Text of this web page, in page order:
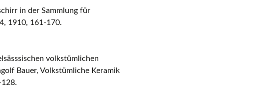
in der Sammlung für
1910, 161-170.
volkstümlichen
Bauer, Volkstümliche Keramik